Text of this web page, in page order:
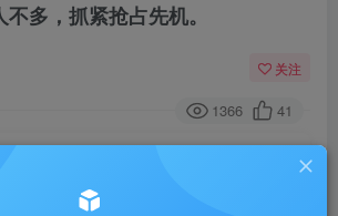
多，抓紧抢占先机。
关注
1366 41
请付费后查看